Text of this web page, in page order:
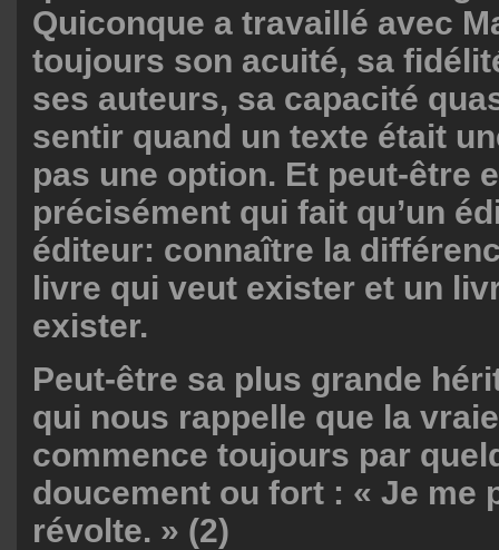
Quiconque a travaillé avec
toujours son acuité, sa
ses auteurs, sa capacité
sentir quand un texte était
pas une option. Et peut-être
précisément qui fait qu’un
éditeur: connaître la
livre qui veut exister et un
exister.
Peut-être sa plus grande
qui nous rappelle que la
commence toujours par
doucement ou fort : « Je me
révolte. » (2)